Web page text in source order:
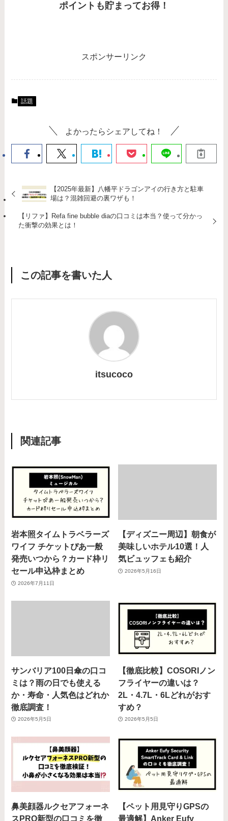
ポイントも貯まってお得！
スポンサーリンク
話題
よかったらシェアしてね！
【2025年最新】八幡平ドラゴンアイの行き方と駐車
場は？混雑回避の裏ワザも！
【リファ】Refa fine bubble diaの口コミは本当？使って分かっ
た衝撃の効果とは！
この記事を書いた人
itsucoco
関連記事
岩本照タイムトラベラーズ
ワイフ チケットぴあ一般
発売いつから？カード枠リ
セール申込枠まとめ
2026年7月11日
【ディズニー周辺】朝食が
美味しいホテル10選！人
気ビュッフェも紹介
2026年5月16日
サンバリア100日傘の口コ
ミは？雨の日でも使える
か・寿命・人気色はどれか
徹底調査！
2026年5月5日
【徹底比較】COSORIノン
フライヤーの違いは？
2L・4.7L・6Lどれがおす
すめ？
2026年5月5日
鼻美顔器ルクセアフォーネ
スPRO新型の口コミを徹
【ペット用見守りGPSの
最適解】Anker Eufy